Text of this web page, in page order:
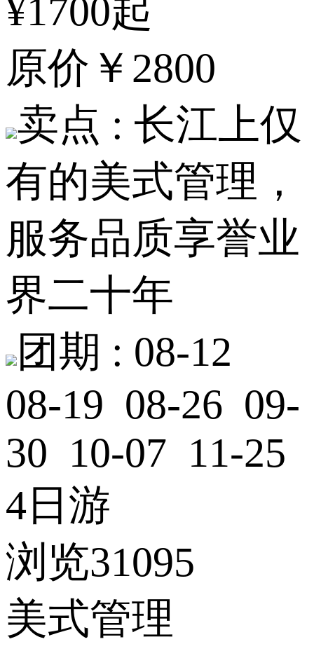
¥1700起
原价 ￥2800
卖点 : 长江上仅
有的美式管理，
服务品质享誉业
界二十年
团期 : 08-12
08-19 08-26 09-
30 10-07 11-25
4日游
浏览31095
美式管理